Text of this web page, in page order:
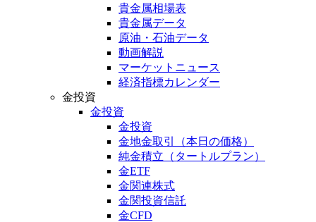
貴金属相場表
貴金属データ
原油・石油データ
動画解説
マーケットニュース
経済指標カレンダー
金投資
金投資
金投資
金地金取引
（本日の価格）
純金積立 （タートルプラン）
金ETF
金関連株式
金関投資信託
金CFD